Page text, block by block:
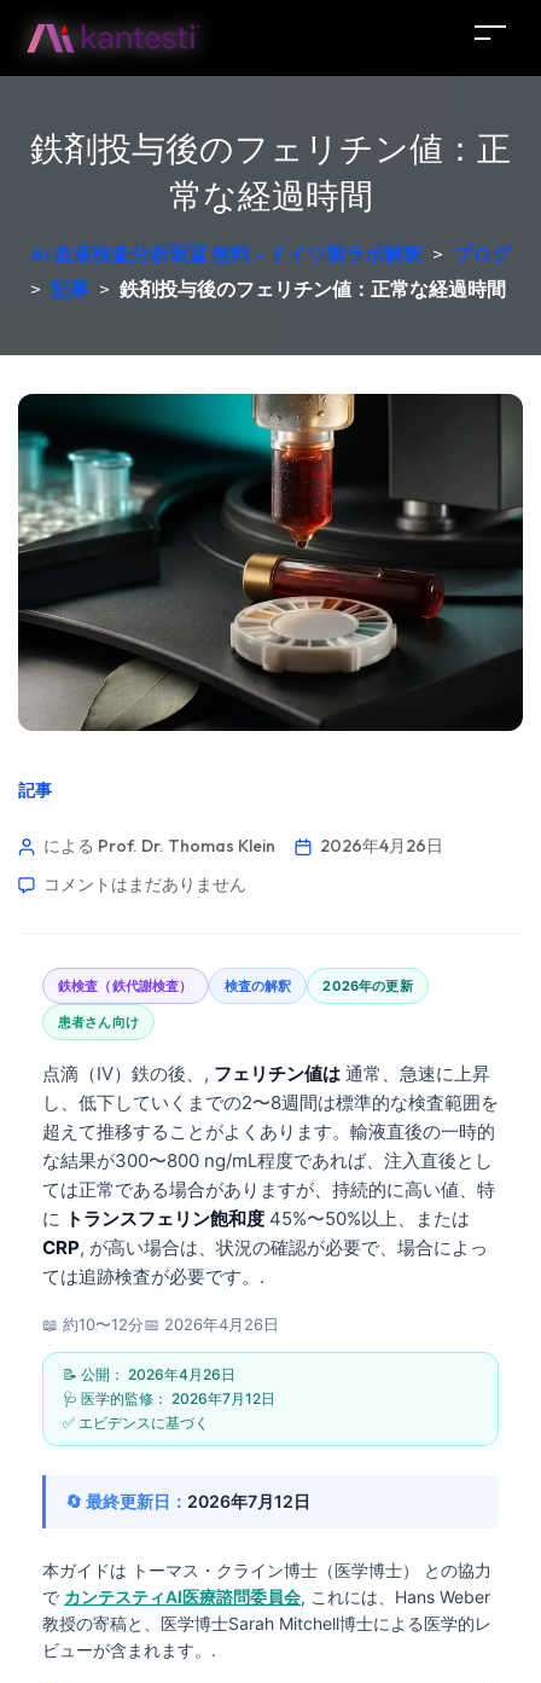
鉄剤投与後のフェリチン値：正
常な経過時間
AI 血液検査分析装置 無料 – ドイツ製ラボ解釈 > ブログ
> 記事 > 鉄剤投与後のフェリチン値：正常な経過時間
記事
による Prof. Dr. Thomas Klein
2026年4月26日
コメントはまだありません
鉄検査（鉄代謝検査） 検査の解釈 2026年の更新
患者さん向け
点滴（IV）鉄の後、, フェリチン値は 通常、急速に上昇
し、低下していくまでの2〜8週間は標準的な検査範囲を
超えて推移することがよくあります。輸液直後の一時的
な結果が300〜800 ng/mL程度であれば、注入直後とし
ては正常である場合がありますが、持続的に高い値、特
に トランスフェリン飽和度 45%〜50%以上、または
CRP, が高い場合は、状況の確認が必要で、場合によっ
ては追跡検査が必要です。.
📖 約10〜12分📅 2026年4月26日
📝 公開： 2026年4月26日
🩺 医学的監修： 2026年7月12日
✅ エビデンスに基づく
🔄 最終更新日： 2026年7月12日
本ガイドは トーマス・クライン博士（医学博士）
との協力
で カンテスティAI医療諮問委員会, これには、Hans Weber
教授の寄稿と、医学博士Sarah Mitchell博士による医学的レ
ビューが含まれます。.